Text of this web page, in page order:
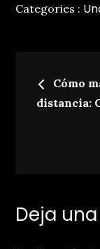
Categories :
de
Cómo
distancia:
Deja